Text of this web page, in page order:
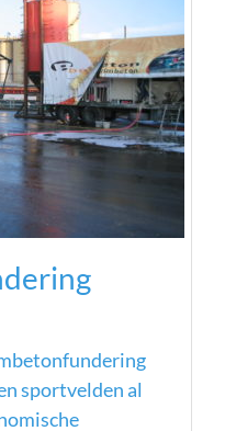
sportvelden al